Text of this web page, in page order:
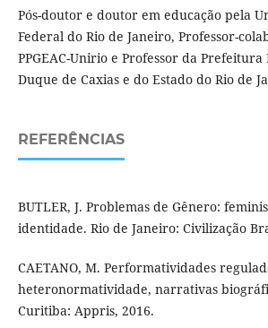
Pós-doutor e doutor em educação pela
Federal do Rio de Janeiro, Professor-
PPGEAC-Unirio e Professor da
Duque de Caxias e do Estado do Rio de
REFERÊNCIAS
BUTLER, J. Problemas de Gênero:
identidade. Rio de Janeiro: Civilização
CAETANO, M. Performatividades
heteronormatividade, narrativas
Curitiba: Appris, 2016.